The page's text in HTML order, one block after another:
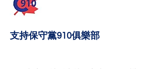
支持保守黨910俱樂部